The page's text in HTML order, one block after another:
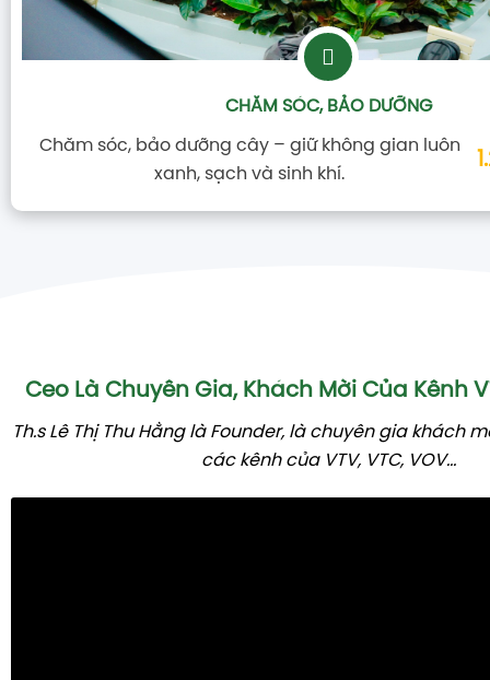
CHĂM SÓC, BẢO DƯỠNG
Chăm sóc, bảo dưỡng cây – giữ không gian luôn
xanh, sạch và sinh khí.
Ceo Là Chuyên Gia, Khách Mời Của Kênh
Th.s Lê Thị Thu Hằng là Founder, là chuyên gia khách
các kênh của VTV, VTC, VOV...